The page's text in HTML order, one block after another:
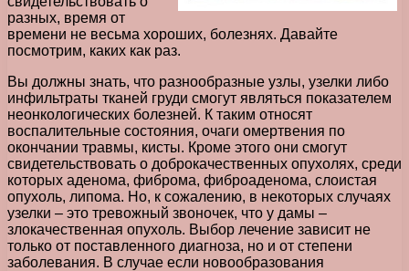
разных, время от
времени не весьма хороших, болезнях. Давайте
посмотрим, каких как раз.
Вы должны знать, что разнообразные узлы, узелки либо
инфильтраты тканей груди смогут являться показателем
неонкологических болезней. К таким относят
воспалительные состояния, очаги омертвения по
окончании травмы, кисты. Кроме этого они смогут
свидетельствовать о доброкачественных опухолях, среди
которых аденома, фиброма, фиброаденома, слоистая
опухоль, липома. Но, к сожалению, в некоторых случаях
узелки – это тревожный звоночек, что у дамы –
злокачественная опухоль. Выбор лечение зависит не
только от поставленного диагноза, но и от степени
заболевания. В случае если новообразования